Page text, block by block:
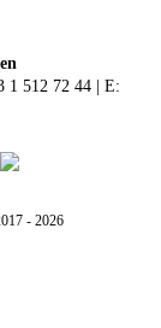
1 512 72 44 | E:
- 2026